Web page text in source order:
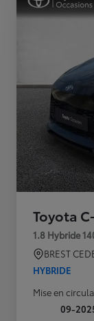
Toyota
1.8 Hybride
BREST
HYBRIDE
Mise en
09-